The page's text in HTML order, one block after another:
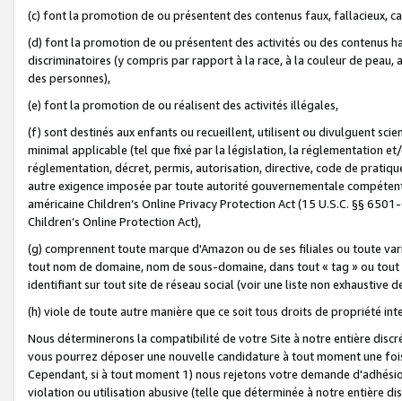
(c) font la promotion de ou présentent des contenus faux, fallacieux,
(d) font la promotion de ou présentent des activités ou des contenus
discriminatoires (y compris par rapport à la race, à la couleur de
des personnes),
(e) font la promotion de ou réalisent des activités illégales,
(f) sont destinés aux enfants ou recueillent, utilisent ou divulguent
minimal applicable (tel que fixé par la législation, la réglementation
réglementation, décret, permis, autorisation, directive, code de
autre exigence imposée par toute autorité gouvernementale
américaine Children’s Online Privacy Protection Act (15 U.S.C. §§
Children’s Online Protection Act),
(g) comprennent toute marque d'Amazon ou de ses filiales ou toute
tout nom de domaine, nom de sous-domaine, dans tout « tag » ou
identifiant sur tout site de réseau social (voir une liste non exhaustive
(h) viole de toute autre manière que ce soit tous droits de propriété
Nous déterminerons la compatibilité de votre Site à notre entière
vous pourrez déposer une nouvelle candidature à tout moment une
Cependant, si à tout moment 1) nous rejetons votre demande
violation ou utilisation abusive (telle que déterminée à notre entière